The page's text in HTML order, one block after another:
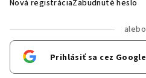
Nová registráciaZabudnuté heslo
alebo
Prihlásiť sa cez Google